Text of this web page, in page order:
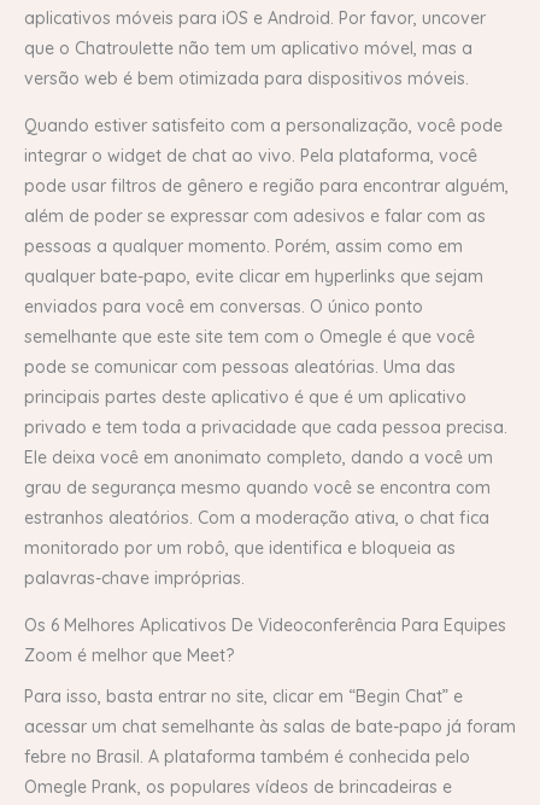
aplicativos móveis para iOS e Android. Por favor, uncover
que o Chatroulette não tem um aplicativo móvel, mas a
versão web é bem otimizada para dispositivos móveis.
Quando estiver satisfeito com a personalização, você pode
integrar o widget de chat ao vivo. Pela plataforma, você
pode usar filtros de gênero e região para encontrar alguém,
além de poder se expressar com adesivos e falar com as
pessoas a qualquer momento. Porém, assim como em
qualquer bate-papo, evite clicar em hyperlinks que sejam
enviados para você em conversas. O único ponto
semelhante que este site tem com o Omegle é que você
pode se comunicar com pessoas aleatórias. Uma das
principais partes deste aplicativo é que é um aplicativo
privado e tem toda a privacidade que cada pessoa precisa.
Ele deixa você em anonimato completo, dando a você um
grau de segurança mesmo quando você se encontra com
estranhos aleatórios. Com a moderação ativa, o chat fica
monitorado por um robô, que identifica e bloqueia as
palavras-chave impróprias.
Os 6 Melhores Aplicativos De Videoconferência Para Equipes
Zoom é melhor que Meet?
Para isso, basta entrar no site, clicar em “Begin Chat” e
acessar um chat semelhante às salas de bate-papo já foram
febre no Brasil. A plataforma também é conhecida pelo
Omegle Prank, os populares vídeos de brincadeiras e